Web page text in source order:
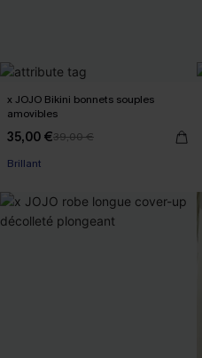
x JOJO Bikini bonnets souples
amovibles
35,00 €39,00 €
Brillant